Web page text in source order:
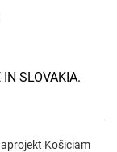
SLOVAKIA.
Košiciam